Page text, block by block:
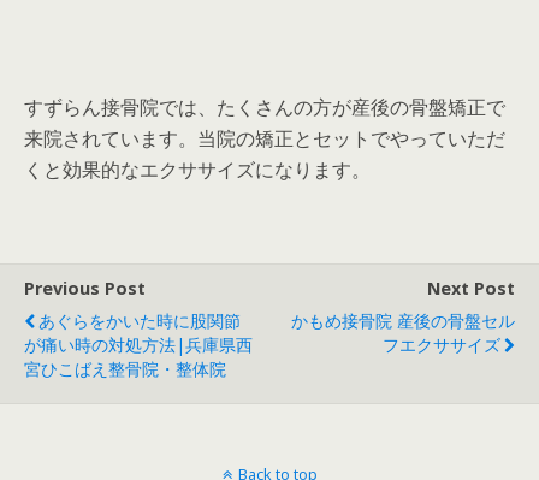
すずらん接骨院では、たくさんの方が産後の骨盤矯正で
来院されています。当院の矯正とセットでやっていただ
くと効果的なエクササイズになります。
Previous Post
あぐらをかいた時に股関節
が痛い時の対処方法|兵庫県西
宮ひこばえ整骨院・整体院
Next Post
かもめ接骨院 産後の骨盤セル
フエクササイズ
Back to top